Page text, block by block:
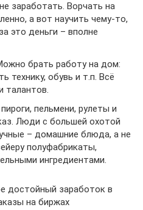
заработать. Ворчать на
а вот научить чему-то,
это деньги – вполне
брать работу на дом:
технику, обувь и т.п. Всё
талантов.
пельмени, рулеты и
Люди с большей охотой
– домашние блюда, а не
полуфабрикаты,
ингредиентами.
достойный заработок в
на биржах